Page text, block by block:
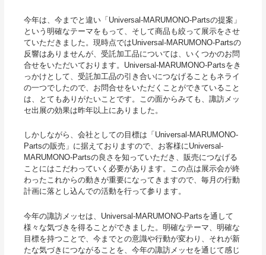
今年は、今までと違い「Universal-MARUMONO-Partsの提案」
という明確なテーマをもって、そして商品も絞って展示をさせ
ていただきました。現時点ではUniversal-MARUMONO-Partsの
反響はありませんが、受託加工品については、いくつかのお問
合せをいただいております。Universal-MARUMONO-Partsをき
っかけとして、受託加工品の引き合いにつなげることもネライ
の一つでしたので、お問合せをいただくことができていること
は、とてもありがたいことです。この面からみても、諏訪メッ
セ出展の効果は昨年以上にありました。
しかしながら、会社としての目標は「Universal-MARUMONO-
Partsの販売」に据えておりますので、お客様にUniversal-
MARUMONO-Partsの良さを知っていただき、販売につなげる
ことにはこだわっていく必要があります。この点は展示会が終
わったこれからの動きが重要になってきますので、毎月の行動
計画に落とし込んでの活動を行って参ります。
今年の諏訪メッセは、Universal-MARUMONO-Partsを通して
様々な気づきを得ることができました。明確なテーマ、明確な
目標を持つことで、今までとの意識や行動が変わり、それが新
たな気づきにつながることを、今年の諏訪メッセを通じて感じ